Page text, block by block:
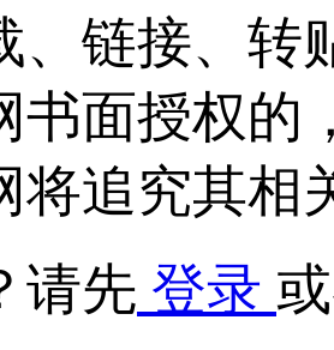
、链接、转
书面授权的
将追究其相
请先 登录